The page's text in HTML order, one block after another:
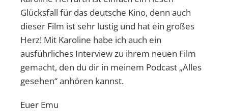
Glücksfall für das deutsche Kino, denn auch
dieser Film ist sehr lustig und hat ein großes
Herz! Mit Karoline habe ich auch ein
ausführliches Interview zu ihrem neuen Film
gemacht, den du dir in meinem Podcast „Alles
gesehen“ anhören kannst.
Euer Emu